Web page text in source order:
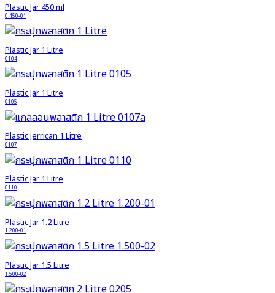
Plastic Jar 450 ml
0.450-01
Plastic Jar 1 Litre
0104
Plastic Jar 1 Litre
0105
Plastic Jerrican 1 Litre
0107
Plastic Jar 1 Litre
0110
Plastic Jar 1.2 Litre
1.200-01
Plastic Jar 1.5 Litre
1.500-02